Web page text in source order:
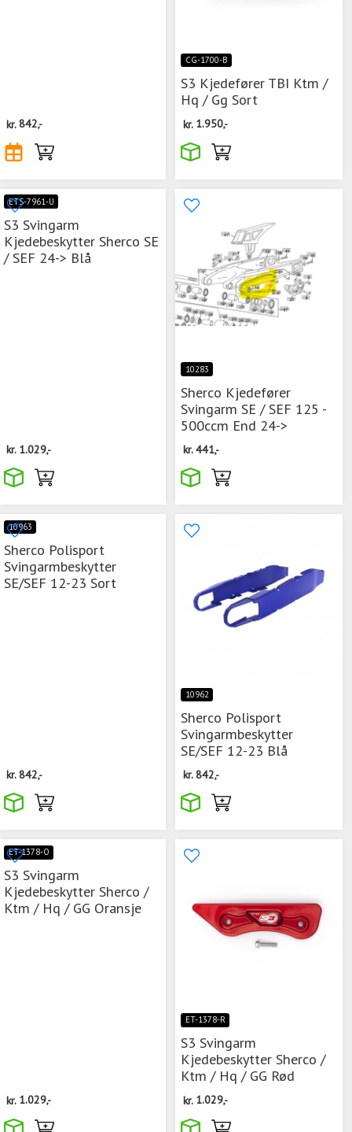
kr.842,-
CG-1700-B
S3 Kjedefører TBI Ktm /
Hq / Gg Sort
kr. 1.950,-
ETS-7961-U
S3 Svingarm
Kjedebeskytter Sherco SE
/ SEF 24-> Blå
kr. 1.029,-
10283
Sherco Kjedefører
Svingarm SE / SEF 125 -
500ccm End 24->
kr.441,-
10963
Sherco Polisport
Svingarmbeskytter
SE/SEF 12-23 Sort
kr.842,-
10962
Sherco Polisport
Svingarmbeskytter
SE/SEF 12-23 Blå
kr.842,-
ET-1378-O
S3 Svingarm
Kjedebeskytter Sherco /
Ktm / Hq / GG Oransje
kr. 1.029,-
ET-1378-R
S3 Svingarm
Kjedebeskytter Sherco /
Ktm / Hq / GG Rød
kr. 1.029,-